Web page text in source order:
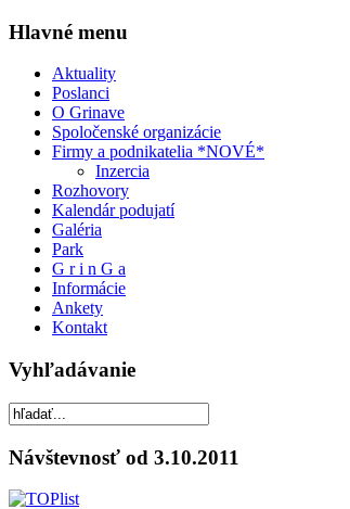
Hlavné menu
Aktuality
Poslanci
O Grinave
Spoločenské organizácie
Firmy a podnikatelia *NOVÉ*
Inzercia
Rozhovory
Kalendár podujatí
Galéria
Park
G r i n G a
Informácie
Ankety
Kontakt
Vyhľadávanie
Návštevnosť od 3.10.2011